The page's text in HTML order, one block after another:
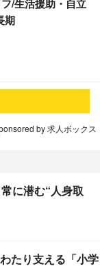
/生活援助・自立
期
by 求人ボックス
に潜む“人身取
たり支える「小学